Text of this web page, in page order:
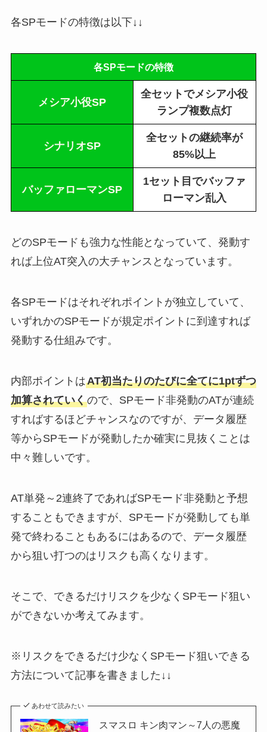
各SPモードの特徴は以下↓↓
各SPモードの特徴
メシア小役SP
全セットでメシア小役
ランプ複数点灯
シナリオSP
全セットの継続率が
85%以上
バッファローマンSP
1セット目でバッファ
ローマン乱入
どのSPモードも強力な性能となっていて、発動す
れば上位AT突入の大チャンスとなっています。
各SPモードはそれぞれポイントが独立していて、
いずれかのSPモードが規定ポイントに到達すれば
発動する仕組みです。
内部ポイントはAT初当たりのたびに全てに1ptずつ
加算されていくので、SPモード非発動のATが連続
すればするほどチャンスなのですが、データ履歴
等からSPモードが発動したか確実に見抜くことは
中々難しいです。
AT単発～2連終了であればSPモード非発動と予想
することもできますが、SPモードが発動しても単
発で終わることもあるにはあるので、データ履歴
から狙い打つのはリスクも高くなります。
そこで、できるだけリスクを少なくSPモード狙い
ができないか考えてみます。
※リスクをできるだけ少なくSPモード狙いできる
方法について記事を書きました↓↓
あわせて読みたい
スマスロ キン肉マン～7人の悪魔